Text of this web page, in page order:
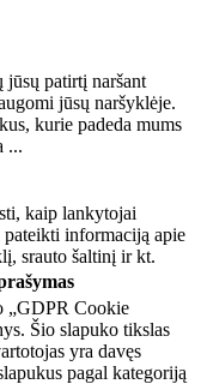
jūsų patirtį naršant
jūsų naršyklėje.
kurie padeda mums
...
kaip lankytojai
pateikti informaciją apie
srauto šaltinį ir kt.
„GDPR Cookie
Šio slapuko tikslas
yra davęs
pagal kategoriją